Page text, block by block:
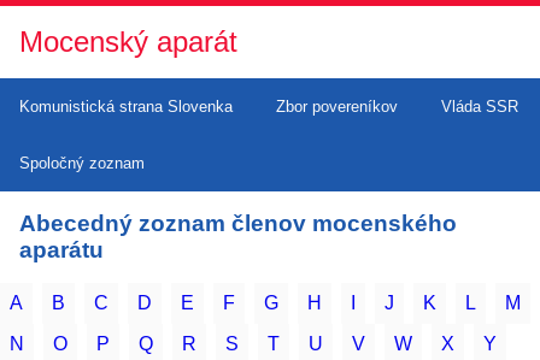
Mocenský aparát
Komunistická strana Slovenka Zbor povereníkov Vláda SSR
Spoločný zoznam
Abecedný zoznam členov mocenského
aparátu
A B C D E F G H J K L
M
N
O P Q R S T U V W X
Y